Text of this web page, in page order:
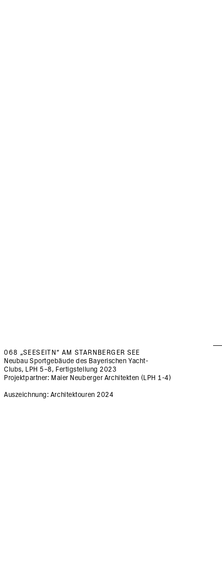
068 „SEESEITN“ AM STARNBERGER SEE
Neubau Sportgebäude des Bayerischen Yacht-
Clubs
LPH 5–8 Fertigstellung 2023
Projektpartner: Maier Neuberger Architekten (LPH 1-4)
Auszeichnung: Architektouren 2024